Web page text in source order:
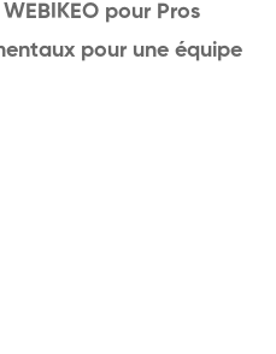
pour Pros
pour une équipe